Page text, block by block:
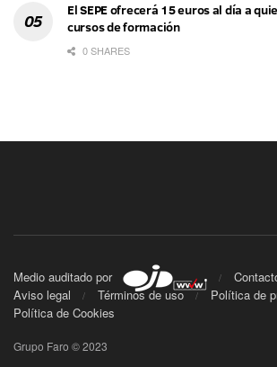
El SEPE ofrecerá 15 euros al día a
cursos de formación
0 SHARES
Medio auditado por
Aviso legal
Términos de uso
Política de
Política de Cookies
Grupo Faro © 2023